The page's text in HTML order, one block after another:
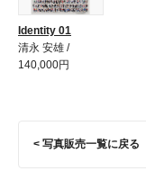
Identity 01
清永 安雄 /
140,000円
< 写真販売一覧に戻る